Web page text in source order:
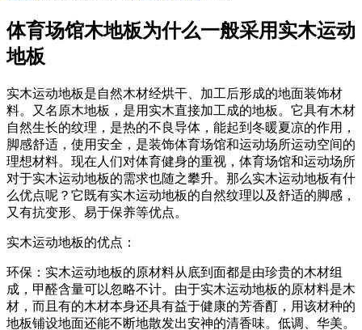
体育场馆木地板为什么一般采用实木运动
地板
实木运动地板是自然木材经烘干、加工后形成的地面装饰材
料。又名原木地板，是用实木直接加工成的地板。它具有木材
自然生长的纹理，是热的不良导体，能起到冬暖夏凉的作用，
脚感舒适，使用安全，是装饰体育场馆和运动场所运动空间的
理想材料。现在人们对体育健身的重视，体育场馆和运动场所
对于实木运动地板的需求也随之攀升。那么实木运动地板有什
么优点呢？它既有实木运动地板的自然纹理以及舒适的脚感，
又有抗变形、易于保养等优点。
实木运动地板的优点：
环保：实木运动地板的原材料从底到面都是由珍贵的木材组
成，甲醛含量可以忽略不计。由于实木运动地板的原材料是木
材，而且有的木材本身还具有益于健康的芳香酊，用该材种的
地板铺设地面还能不断地散发出安神的清香味。低调、华美。